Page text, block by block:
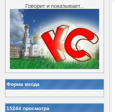
Говорит и показывает...
Форма входа
15244 просмотра